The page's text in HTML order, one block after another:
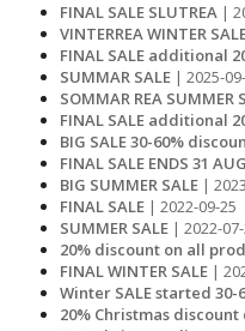
FINAL SALE SLUTREA |
VINTERREA WINTER
FINAL SALE additional
SUMMAR SALE | 2025-
SOMMAR REA SUMMER
FINAL SALE additional
BIG SALE 30-60%
FINAL SALE ENDS 31
BIG SUMMER SALE |
FINAL SALE | 2022-09-25
SUMMER SALE | 2022-
20% discount on all
FINAL WINTER SALE |
Winter SALE started 30-
20% Christmas discount